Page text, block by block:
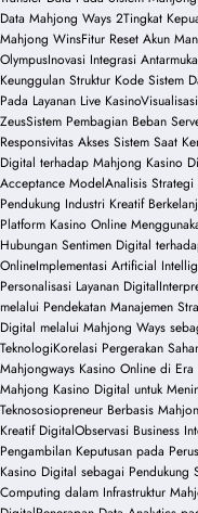
Data Mahjong Ways 2Tingkat
Mahjong WinsFitur Reset Akun
OlympusInovasi Integrasi
Keunggulan Struktur Kode Sistem
Pada Layanan Live Kasino
ZeusSistem Pembagian Beban
Responsivitas Akses Sistem Saat
Digital terhadap Mahjong Kasino
Acceptance ModelAnalisis
Pendukung Industri Kreatif
Platform Kasino Online
Hubungan Sentimen Digital
OnlineImplementasi Artificial
Personalisasi Layanan Digital
melalui Pendekatan Manajemen
Digital melalui Mahjong Ways
TeknologiKorelasi Pergerakan
Mahjongways Kasino Online di
Mahjong Kasino Digital untuk
Teknososiopreneur Berbasis
Kreatif DigitalObservasi Business
Pengambilan Keputusan pada
Kasino Digital sebagai Pendukung
Computing dalam Infrastruktur